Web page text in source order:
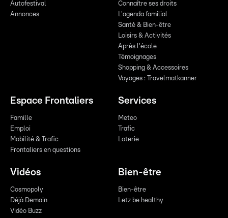
Autofestival
Annonces
Connaître ses droits
L'agenda familial
Santé & Bien-être
Loisirs & Activités
Après l'école
Témoignages
Shopping & Accessoires
Voyages : Travelmatkanner
Espace Frontaliers
Famille
Emploi
Mobilité & Trafic
Frontaliers en questions
Services
Meteo
Trafic
Loterie
Vidéos
Cosmopoly
Déjà Demain
Vidéo Buzz
Bien-être
Bien-être
Letz be healthy